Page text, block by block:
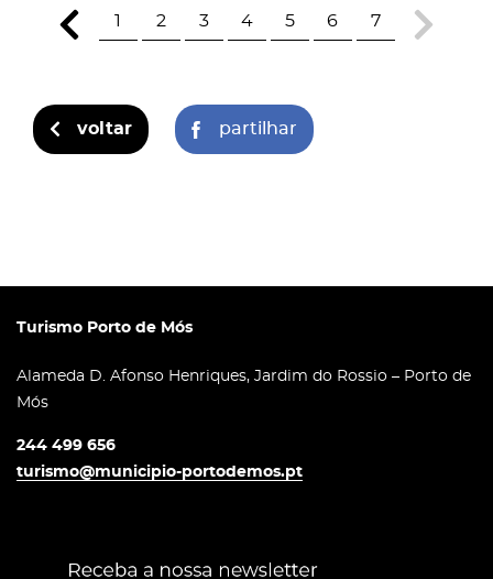
1 2 3 4 5 6 7
voltar partilhar
Turismo Porto de Mós
Alameda D. Afonso Henriques, Jardim do Rossio – Porto de
Mós
244 499 656
turismo@municipio-portodemos.pt